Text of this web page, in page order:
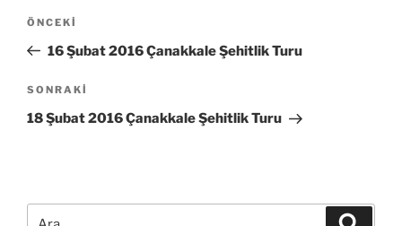
Yazı
Önceki
Yazı
ÖNCEKI
16 Şubat 2016 Çanakkale Şehitlik Turu
Sonraki
Yazı
SONRAKI
18 Şubat 2016 Çanakkale Şehitlik Turu